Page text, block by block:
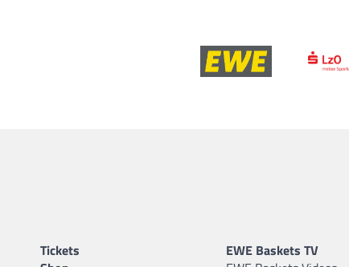
Tickets
EWE Baskets TV